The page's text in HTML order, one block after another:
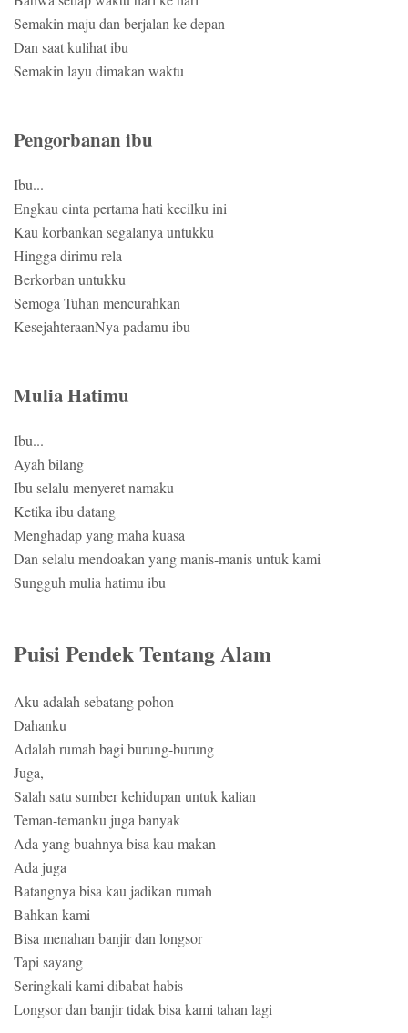
Semakin maju dan berjalan ke depan
Dan saat kulihat ibu
Semakin layu dimakan waktu
Pengorbanan ibu
Ibu...
Engkau cinta pertama hati kecilku ini
Kau korbankan segalanya untukku
Hingga dirimu rela
Berkorban untukku
Semoga Tuhan mencurahkan
KesejahteraanNya padamu ibu
Mulia Hatimu
Ibu...
Ayah bilang
Ibu selalu menyeret namaku
Ketika ibu datang
Menghadap yang maha kuasa
Dan selalu mendoakan yang manis-manis untuk kami
Sungguh mulia hatimu ibu
Puisi Pendek Tentang Alam
Aku adalah sebatang pohon
Dahanku
Adalah rumah bagi burung-burung
Juga,
Salah satu sumber kehidupan untuk kalian
Teman-temanku juga banyak
Ada yang buahnya bisa kau makan
Ada juga
Batangnya bisa kau jadikan rumah
Bahkan kami
Bisa menahan banjir dan longsor
Tapi sayang
Seringkali kami dibabat habis
Longsor dan banjir tidak bisa kami tahan lagi